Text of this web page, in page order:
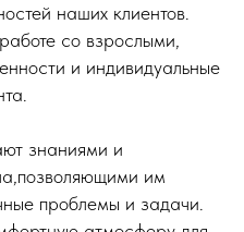
наших клиентов.
со взрослыми,
и индивидуальные
знаниями и
им
проблемы и задачи.